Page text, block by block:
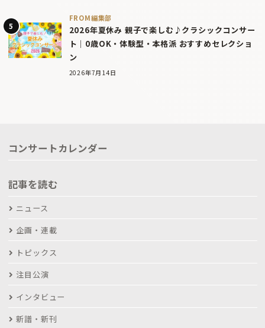
FROM編集部
2026年夏休み 親子で楽しむ♪クラシックコンサー
ト｜0歳OK・体験型・本格派 おすすめセレクショ
ン
2026年7月14日
コンサートカレンダー
記事を読む
ニュース
企画・連載
トピックス
注目公演
インタビュー
新譜・新刊